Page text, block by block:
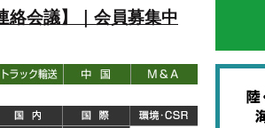
絡会議】｜会員募集中